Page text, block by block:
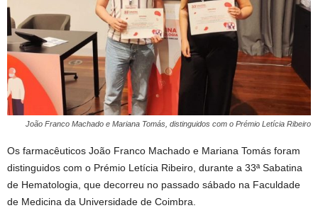
João Franco Machado e Mariana Tomás, distinguidos com o Prémio Letícia Ribeiro
Os farmacêuticos João Franco Machado e Mariana Tomás foram
distinguidos com o Prémio Letícia Ribeiro, durante a 33ª Sabatina
de Hematologia, que decorreu no passado sábado na Faculdade
de Medicina da Universidade de Coimbra.